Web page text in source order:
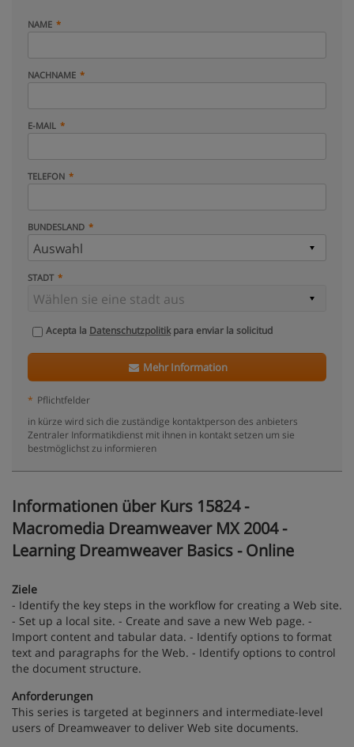
NAME
NACHNAME
E-MAIL
TELEFON
BUNDESLAND
STADT
Acepta la Datenschutzpolitikpara enviar la solicitud
Mehr Information
* Pflichtfelder
in kürze wird sich die zuständige kontaktperson des anbieters
Zentraler Informatikdienst mit ihnen in kontakt setzen um sie
bestmöglichst zu informieren
Informationen über Kurs 15824 -
Macromedia Dreamweaver MX 2004 -
Learning Dreamweaver Basics - Online
Ziele
- Identify the key steps in the workflow for creating a Web site.
- Set up a local site. - Create and save a new Web page. -
Import content and tabular data. - Identify options to format
text and paragraphs for the Web. - Identify options to control
the document structure.
Anforderungen
This series is targeted at beginners and intermediate-level
users of Dreamweaver to deliver Web site documents.